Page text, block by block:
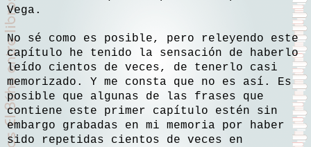
Vega.
No sé como es posible, pero releyendo este
capítulo he tenido la sensación de haberlo
leído cientos de veces, de tenerlo casi
memorizado. Y me consta que no es así. Es
posible que algunas de las frases que
contiene este primer capítulo estén sin
embargo grabadas en mi memoria por haber
sido repetidas cientos de veces en